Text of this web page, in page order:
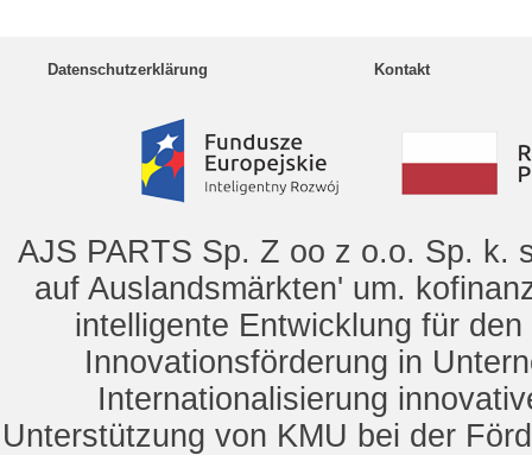
Datenschutzerklärung Kontakt
AJS PARTS Sp. Z oo z o.o. Sp. k.
auf Auslandsmärkten' um.
intelligente Entwicklung für
Innovationsförderung in
Internationalisierung
Unterstützung von KMU bei der